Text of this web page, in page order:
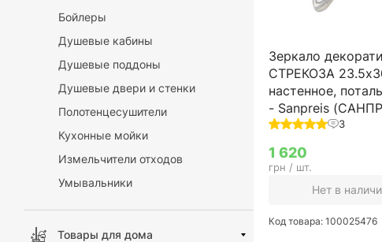
Бойлеры
Душевые кабины
Душевые поддоны
Душевые двери и стенки
Полотенцесушители
Кухонные мойки
Измельчители отходов
Умывальники
Товары для дома
Зеркало
СТРЕКОЗА
настенное,
- Sanpreis
3
1 620
грн / шт.
Нет в
Код товара: 100025476